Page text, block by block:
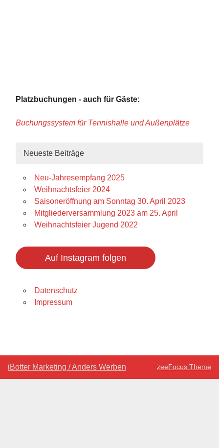
Platzbuchungen - auch für Gäste:
Buchungssystem für Tennishalle und Außenplätze
Neueste Beiträge
Neu-Jahresempfang 2025
Weihnachtsfeier 2024
Saisoneröffnung am Sonntag 30. April 2023
Mitgliederversammlung 2023 am 25. April
Weihnachtsfeier Jugend 2022
Auf Instagram folgen
Datenschutz
Impressum
iBotter Marketing / Anders Werben zeeFocus Theme